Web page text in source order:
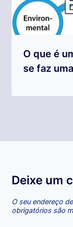
O que é
se faz
Deixe um
O seu endereço
obrigatórios são